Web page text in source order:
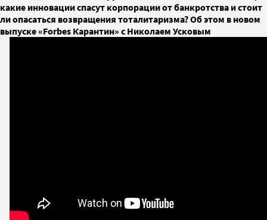
какие инновации спасут корпорации от банкротства и стоит
ли опасаться возвращения тоталитаризма? Об этом в новом
выпуске «Forbes Карантин» с Николаем Усковым